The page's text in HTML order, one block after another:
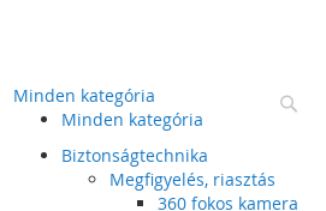
Minden kategória
Minden kategória
Biztonságtechnika
Megfigyelés, riasztás
360 fokos kamera